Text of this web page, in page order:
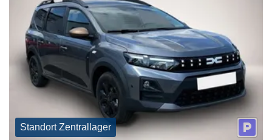
Standort Zentrallager